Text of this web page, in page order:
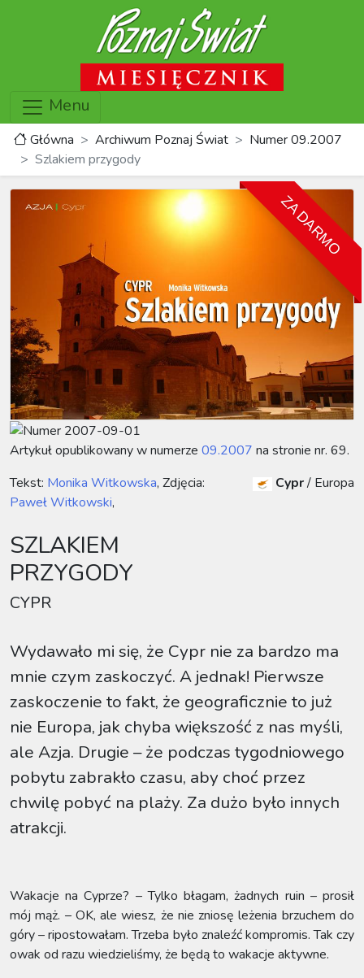
Menu
Główna Archiwum Poznaj Świat
Numer 09.2007
Szlakiem przygody
ZA DARMO
Artykuł opublikowany w numerze 09.2007 na stronie nr. 69.
Tekst: Monika Witkowska, Zdjęcia:
Paweł Witkowski,
SZLAKIEM
PRZYGODY
CYPR
Cypr/ Europa
Wydawało mi się, że Cypr nie za bardzo ma
mnie czym zaskoczyć. A jednak! Pierwsze
zaskoczenie to fakt, że geograficznie to już
nie Europa, jak chyba większość z nas myśli,
ale Azja. Drugie – że podczas tygodniowego
pobytu zabrakło czasu, aby choć przez
chwilę pobyć na plaży. Za dużo było innych
atrakcji.
Wakacje na Cyprze? – Tylko błagam, żadnych ruin – prosił
mój mąż. – OK, ale wiesz, że nie zniosę leżenia brzuchem do
góry – ripostowałam. Trzeba było znaleźć kompromis. Tak czy
owak od razu wiedzieliśmy, że będą to wakacje aktywne.